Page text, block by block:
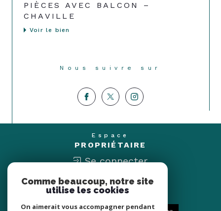
PIÈCES AVEC BALCON –
CHAVILLE
Voir le bien
Nous suivre sur
Espace
PROPRIÉTAIRE
Se connecter
Nous
ADHÉRONS
Comme beaucoup, notre site
utilise les cookies
On aimerait vous accompagner pendant